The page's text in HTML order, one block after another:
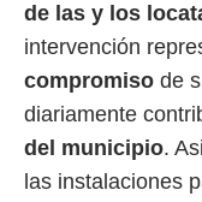
de las y los
intervención
compromiso de
diariamente
del municipio.
las instalaciones